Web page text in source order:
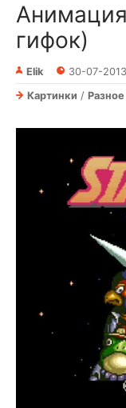
гифок)
Elik 30-07-
Картинки / Разное